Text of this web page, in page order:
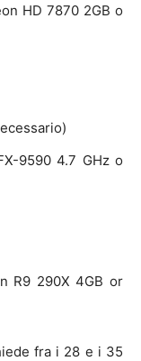
HD 7870 2GB o
9590 4.7 GHz o
R9 290X 4GB or
fra i 28 e i 35